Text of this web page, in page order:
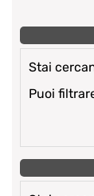
Stai
Puoi